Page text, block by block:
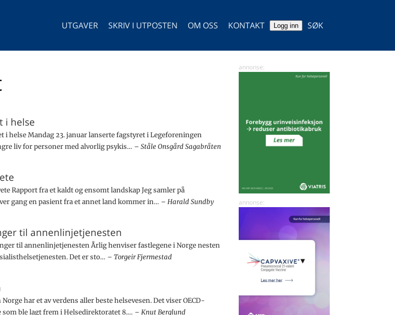
UTGAVER SKRIV I UTPOSTEN OM OSS KONTAKT Logg inn SØK
i helse
i helse Mandag 23. januar lanserte fagstyret i Legeforeningen
liv for personer med alvorlig psykis…
Ståle Onsgård Sagabråten
Rapport fra et kaldt og ensomt landskap Jeg samler på
gang en pasient fra et annet land kommer in…
Harald Sundby
til annenlinjetjenesten
til annenlinjetjenesten Årlig henviser fastlegene i Norge nesten
Det er sto…
Torgeir Fjermestad
har et av verdens aller beste helsevesen. Det viser OECD-
som ble lagt frem i Helsedirektoratet 8.…
Knut Berglund